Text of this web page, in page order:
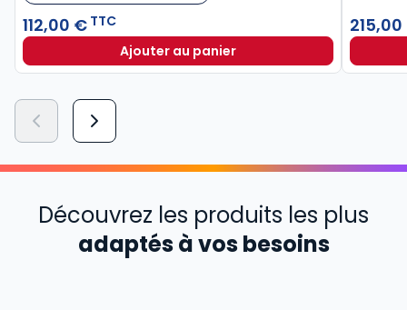
112,00 € TTC
Ajouter au panier
Découvrez les produits les plus
adaptés à vos besoins